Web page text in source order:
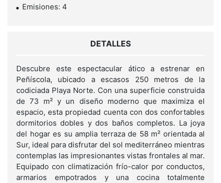
Emisiones: 4
DETALLES
Descubre este espectacular ático a estrenar en
Peñíscola, ubicado a escasos 250 metros de la
codiciada Playa Norte. Con una superficie construida
de 73 m² y un diseño moderno que maximiza el
espacio, esta propiedad cuenta con dos confortables
dormitorios dobles y dos baños completos. La joya
del hogar es su amplia terraza de 58 m² orientada al
Sur, ideal para disfrutar del sol mediterráneo mientras
contemplas las impresionantes vistas frontales al mar.
Equipado con climatización frío-calor por conductos,
armarios empotrados y una cocina totalmente